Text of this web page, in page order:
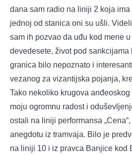
dana sam radio na liniji 2 koja ima
jednoj od stanica oni su ušli.
sam ih pozvao da uđu kod mene
devedesete, život pod sankcijama
granica bilo nepoznato i
vezanog za vizantijska pojanja,
Tako nekoliko krugova
moju ogromnu radost i
ostali na liniji performansa
anegdotu iz tramvaja. Bilo je
na liniji 10 i iz pravca Banjice kod